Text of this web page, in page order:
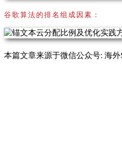
谷歌算法的排名组成因素：
本篇文章来源于微信公众号: 海外